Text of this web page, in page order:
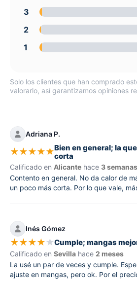
3
2
1
Solo los clientes que han comprado
valorarlo, así garantizamos opiniones
Adriana P.
★★★★★Bien en general; la
corta
Calificado en Alicante hace 3 semanas
Contento en general. No da calor de
un poco más corta. Por lo que vale,
Inés Gómez
★★★★★Cumple; mangas
Calificado en Sevilla hace 2 meses
La usé un par de veces y cumple.
ajuste en mangas, pero ok. Por el